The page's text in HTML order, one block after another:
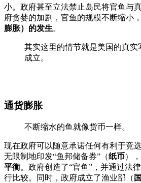
小。政府甚至立法禁止岛民将官鱼与
府贪婪的加剧，官鱼的规模不断缩小，
膨胀）的发生。
其实这里的情节就是美国的真实
成立。
通货膨胀
不断缩水的鱼就像货币一样。
现在政府可以随意承诺任何有利于竞
无限制地印发“鱼邦储备券”（纸币），
平衡。政府创造了“官鱼”，并通过法
行比较。同时，政府成立了渔业部（